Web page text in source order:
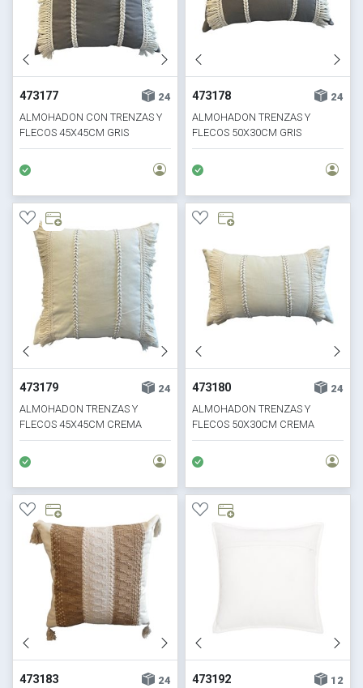
473177
24
ALMOHADON CON TRENZAS Y
FLECOS 45X45CM GRIS
473178
24
ALMOHADON TRENZAS Y
FLECOS 50X30CM GRIS
473179
24
ALMOHADON TRENZAS Y
FLECOS 45X45CM CREMA
473180
24
ALMOHADON TRENZAS Y
FLECOS 50X30CM CREMA
473183
24
473192
12